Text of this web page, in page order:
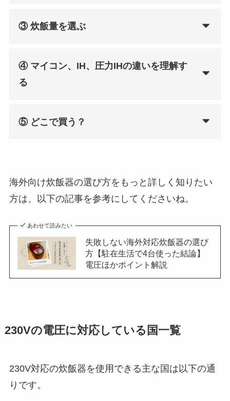
③ 炊飯量を選ぶ
④ マイコン、IH、圧力IHの違いを理解す
る
⑤ どこで買う？
海外向け炊飯器の選び方をもっと詳しく知りたい
方は、以下の記事を参考にしてくださいね。
あわせて読みたい
失敗しない海外対応炊飯器の選び
方【駐在生活で4台使った結論】
電圧ほかポイント解説
230Vの電圧に対応している国一覧
230V対応の炊飯器を使用できる主な国は以下の通
りです。